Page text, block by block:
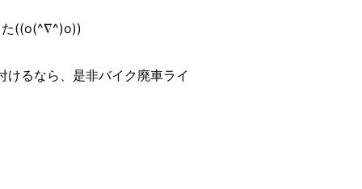
た((o(^∇^)o))
るなら、是非バイク廃車ライ